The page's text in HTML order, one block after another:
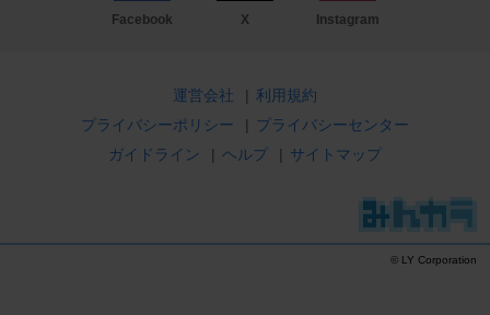
Facebook X Instagram
運営会社 | 利用規約
プライバシーポリシー
| プライバシーセンター
ガイドライン
| ヘルプ | サイトマップ
© LY Corporation